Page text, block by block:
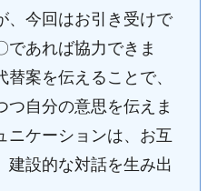
、今回はお引き受けで
であれば協力できま
案を伝えることで、
つ自分の意思を伝えま
ニケーションは、お互
建設的な対話を生み出